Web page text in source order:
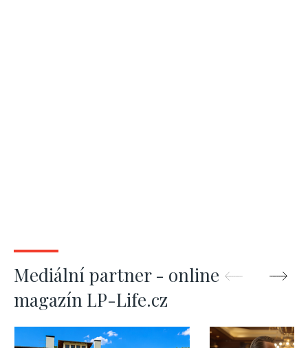
Mediální partner - online
magazín LP-Life.cz